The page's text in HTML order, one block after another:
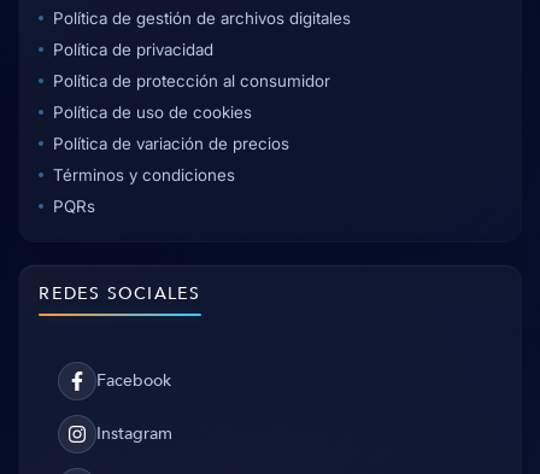
Política de gestión de archivos digitales
Política de privacidad
Política de protección al consumidor
Política de uso de cookies
Política de variación de precios
Términos y condiciones
PQRs
REDES SOCIALES
Facebook
Facebook
Instagram
Instagram